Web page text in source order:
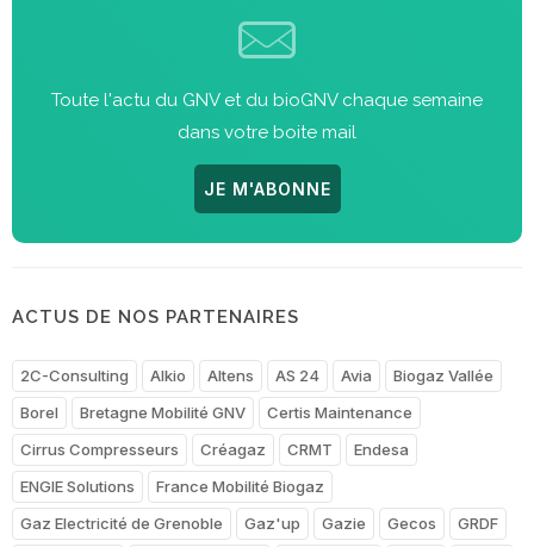
Toute l'actu du GNV et du bioGNV chaque semaine
dans votre boite mail
JE M'ABONNE
ACTUS DE NOS PARTENAIRES
2C-Consulting Alkio Altens AS 24 Avia
Biogaz Vallée
Borel
Bretagne Mobilité GNV
Certis Maintenance
Cirrus Compresseurs
Créagaz CRMT
Endesa
ENGIE Solutions
France Mobilité Biogaz
Gaz Electricité de Grenoble
Gaz'up Gazie Gecos
GRDF